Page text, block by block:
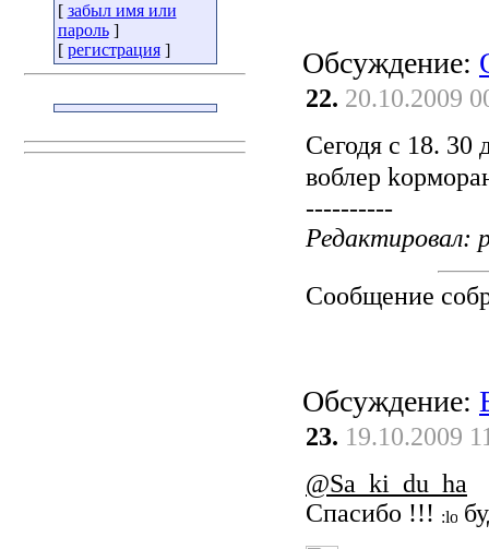
[ забыл имя или
пароль]
[ регистрация] Обсуждение:
22. 20.10.2009
Сегодя с 18. 30
воблер
----------
Редактировал:
Сообщение
Обсуждение:
23. 19.10.2009
@Sa_ki_du_ha
Спасибо !!!